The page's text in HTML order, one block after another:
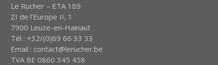
Le Rucher – ETA 189
ZI de l’Europe II, 1
7900 Leuze-en-Hainaut
Tél : +32/(0)69 66 33 33
Email : contact@lerucher.be
TVA BE 0860 345 458